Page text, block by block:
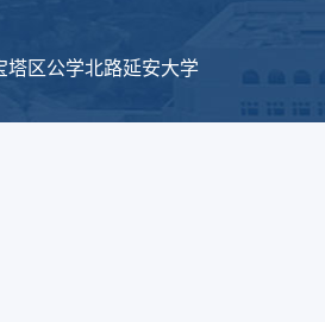
：延安大学物
区公学北路延安大学